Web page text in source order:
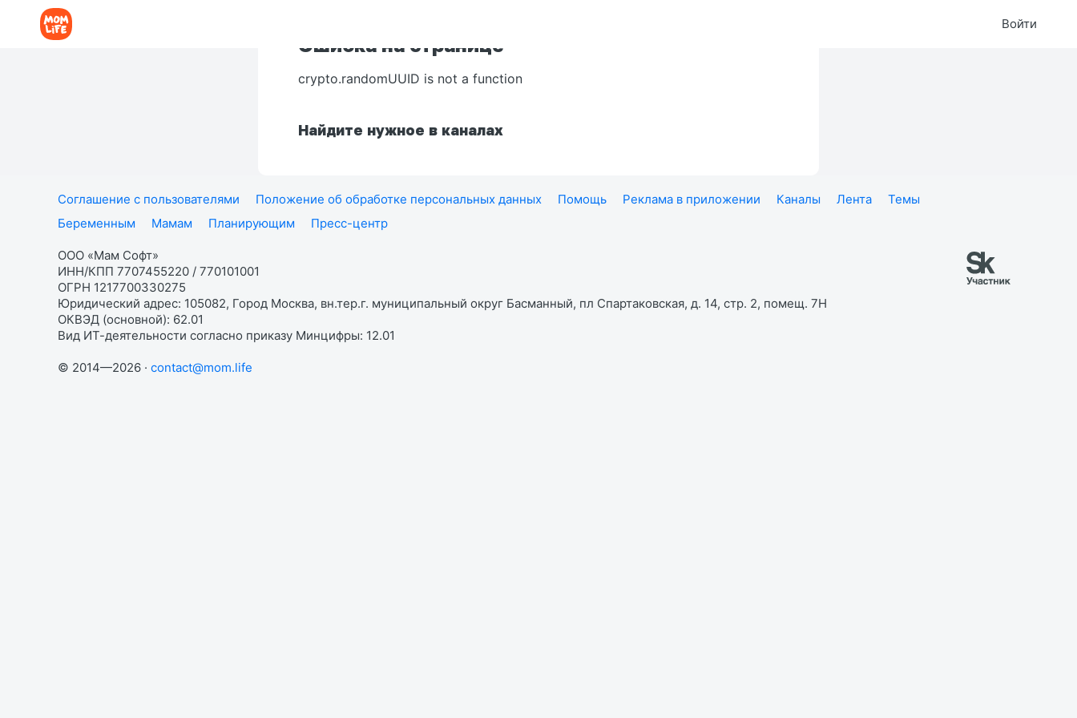
Войти
Ошибка на странице
crypto.randomUUID is not a function
Найдите нужное в каналах
Соглашение с пользователями Положение об обработке персональных данных Помощь Реклама в приложении Каналы Лента
Темы
Беременным
Мамам Планирующим Пресс-центр
ООО «Мам Софт»
ИНН/КПП 7707455220 / 770101001
ОГРН 1217700330275
Юридический адрес: 105082, Город Москва, вн.тер.г. муниципальный округ Басманный, пл Спартаковская, д. 14, стр. 2, помещ. 7Н
ОКВЭД (основной): 62.01
Вид ИТ-деятельности согласно приказу Минцифры: 12.01
© 2014—2026 · contact@mom.life